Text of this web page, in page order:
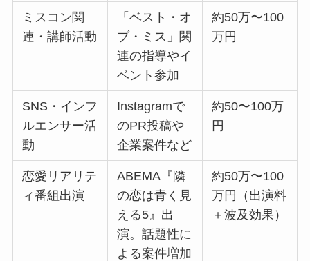
ミスコン関
連・講師活動
「ベスト・オ
ブ・ミス」関
連の指導やイ
ベント参加
約50万〜100
万円
SNS・インフ
ルエンサー活
動
Instagramで
のPR投稿や
企業案件など
約50〜100万
円
恋愛リアリテ
ィ番組出演
ABEMA『隣
の恋は青く見
える5』出
演。話題性に
よる案件増加
約50万〜100
万円（出演料
＋波及効果）